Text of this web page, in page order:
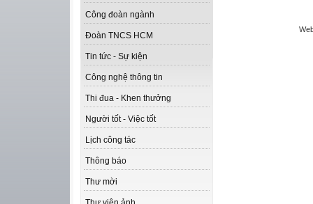
Công đoàn ngành
Đoàn TNCS HCM
Tin tức - Sự kiện
Công nghệ thông tin
Thi đua - Khen thưởng
Người tốt - Việc tốt
Lịch công tác
Thông báo
Thư mời